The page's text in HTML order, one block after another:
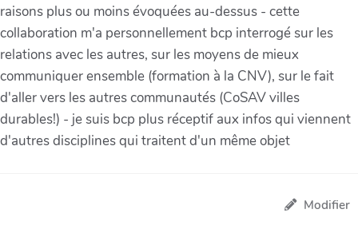
raisons plus ou moins évoquées au-dessus - cette
collaboration m'a personnellement bcp interrogé sur les
relations avec les autres, sur les moyens de mieux
communiquer ensemble (formation à la CNV), sur le fait
d'aller vers les autres communautés (CoSAV villes
durables!) - je suis bcp plus réceptif aux infos qui viennent
d'autres disciplines qui traitent d'un même objet
Modifier